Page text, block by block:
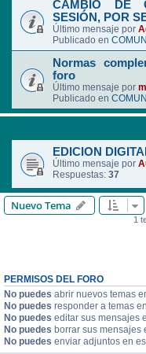
CAMBIO DE
SESIÓN, POR
Último mensaje por
Publicado en
Normas
foro
Último mensaje por
Publicado en
EDICION
Último mensaje por
Respuestas: 37
Nuevo Tema
1
PERMISOS DEL FORO
No puedes abrir nuevos temas
No puedes responder a temas
No puedes editar sus mensajes
No puedes borrar sus mensajes
No puedes enviar adjuntos en